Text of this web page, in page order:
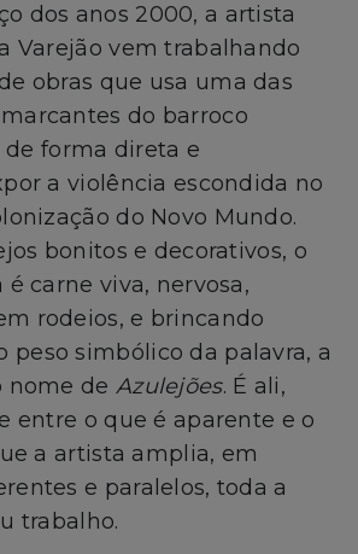
dos anos 2000, a artista
Varejão vem trabalhando
obras que usa uma das
do barroco
de forma direta e
a violência escondida no
do Novo Mundo.
bonitos e decorativos, o
carne viva, nervosa,
rodeios, e brincando
peso simbólico da palavra, a
nome de Azulejões. É ali,
entre o que é aparente e o
a artista amplia, em
e paralelos, toda a
trabalho.